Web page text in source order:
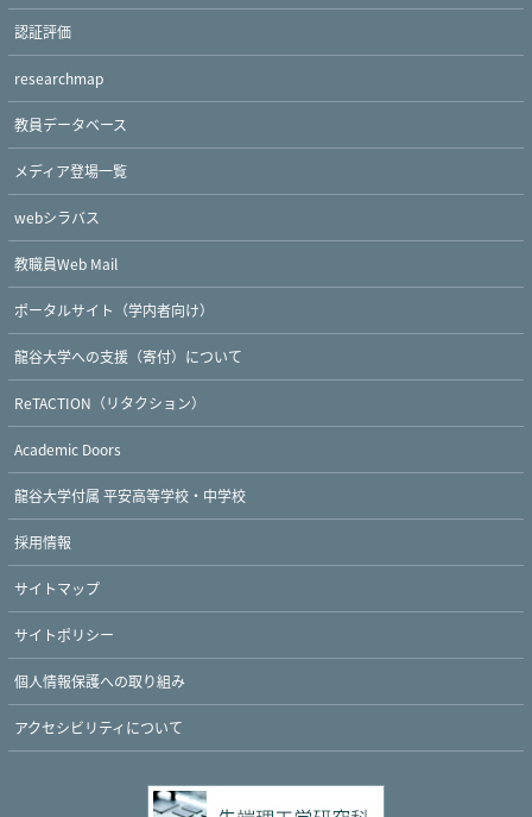
認証評価
researchmap
教員データベース
メディア登場一覧
webシラバス
教職員Web Mail
ポータルサイト（学内者向け）
龍谷大学への支援（寄付）について
ReTACTION（リタクション）
Academic Doors
龍谷大学付属 平安高等学校・中学校
採用情報
サイトマップ
サイトポリシー
個人情報保護への取り組み
アクセシビリティについて